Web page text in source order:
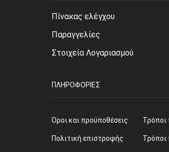
Πίνακας ελέγχου
Παραγγελίες
Στοιχεία Λογαριασμού
ΠΛΗΡΟΦΟΡΊΕΣ
Όροι και προϋποθέσεις
Πολιτική επιστροφής
Τρόποι